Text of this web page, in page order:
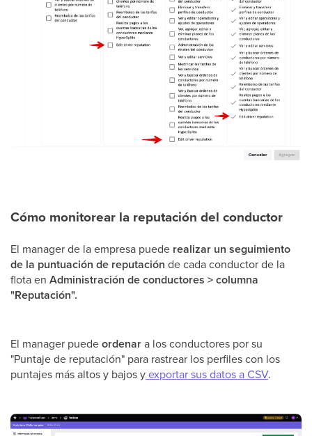
Cómo monitorear la reputación del conductor
El manager de la empresa puede realizar un seguimiento
de la puntuación de reputación de cada conductor de la
flota en Administración de conductores > columna
"Reputación".
El manager puedeordenara los conductores por su
"Puntaje de reputación" para rastrear los perfiles con los
puntajes más altos y bajos yexportar sus datos a CSV.